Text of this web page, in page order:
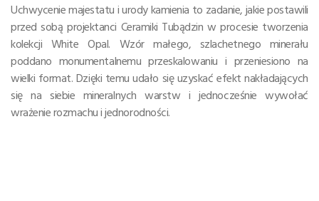
Uchwycenie majestatu i urody kamienia to zadanie, jakie postawili
przed sobą projektanci Ceramiki Tubądzin w procesie tworzenia
kolekcji White Opal. Wzór małego, szlachetnego minerału
poddano monumentalnemu przeskalowaniu i przeniesiono na
wielki format. Dzięki temu udało się uzyskać efekt nakładających
się na siebie mineralnych warstw i jednocześnie wywołać
wrażenie rozmachu i jednorodności.